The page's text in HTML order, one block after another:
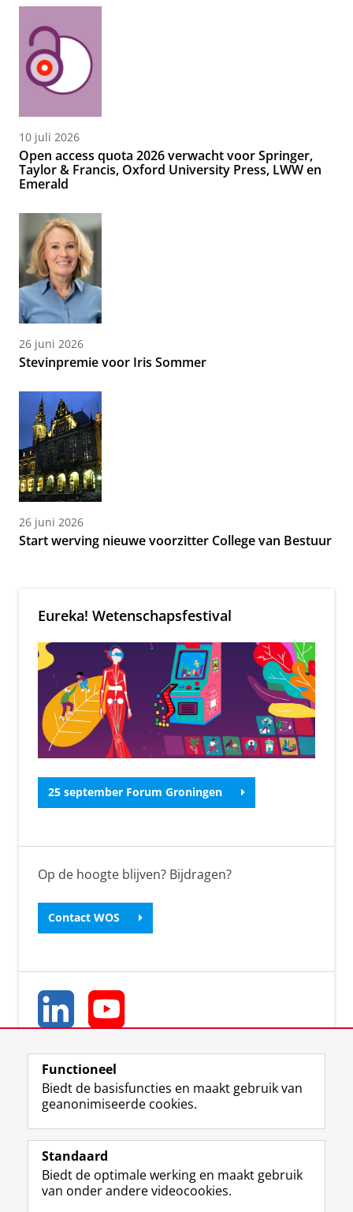
10 juli 2026
Open access quota 2026 verwacht voor Springer,
Taylor & Francis, Oxford University Press, LWW en
Emerald
26 juni 2026
Stevinpremie voor Iris Sommer
26 juni 2026
Start werving nieuwe voorzitter College van Bestuur
Eureka! Wetenschapsfestival
25 september Forum Groningen
Op de hoogte blijven? Bijdragen?
Contact WOS
Volg ons op
L
i
k
e
Y
o
T
Studiekiezers
Functioneel
Biedt de basisfuncties en maakt gebruik van
geanonimiseerde cookies.
Standaard
Biedt de optimale werking en maakt gebruik
van onder andere videocookies.